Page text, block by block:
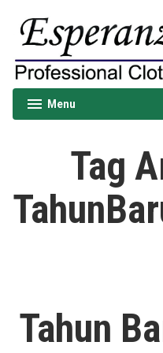
content
Esperanza
Menu
expanded
collapsed
Tag
Tahun